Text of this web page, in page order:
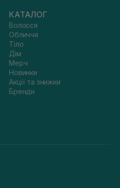
КАТАЛОГ
Волосся
Обличчя
Тіло
Дім
Мерч
Новинки
Акції та знижки
Бренди